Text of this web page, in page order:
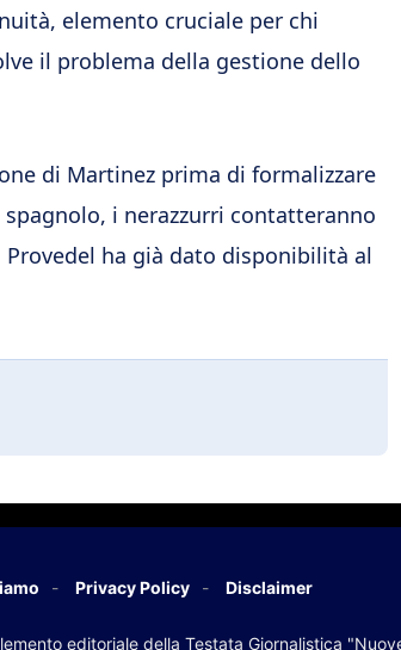
elemento cruciale per chi
il problema della gestione dello
di Martinez prima di formalizzare
i nerazzurri contatteranno
Provedel ha già dato disponibilità al
Privacy Policy Disclaimer
editoriale della Testata Giornalistica